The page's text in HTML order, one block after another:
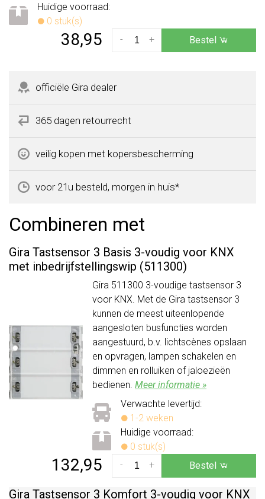
Huidige voorraad:
0 stuk(s)
38,95 +
- Bestel
officiële Gira dealer
365 dagen retourrecht
veilig kopen met kopersbescherming
voor 21u besteld, morgen in huis*
Combineren met
Gira Tastsensor 3 Basis 3-voudig voor KNX
met inbedrijfstellingswip (511300)
Gira 511300 3-voudige tastsensor 3
voor KNX. Met de Gira tastsensor 3
kunnen de meest uiteenlopende
aangesloten busfuncties worden
aangestuurd, b.v. lichtscènes opslaan
en opvragen, lampen schakelen en
dimmen en rolluiken of jaloezieën
bedienen. Meer informatie »
Verwachte levertijd:
1-2 weken
Huidige voorraad:
0 stuk(s)
132,95 +
- Bestel
Gira Tastsensor 3 Komfort 3-voudig voor KNX